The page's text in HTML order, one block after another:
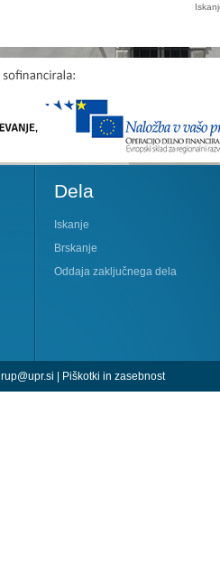
Dela
Iskanje
Brskanje
Oddaja zaključnega dela
rup@upr.si | Piškotki in zasebnost